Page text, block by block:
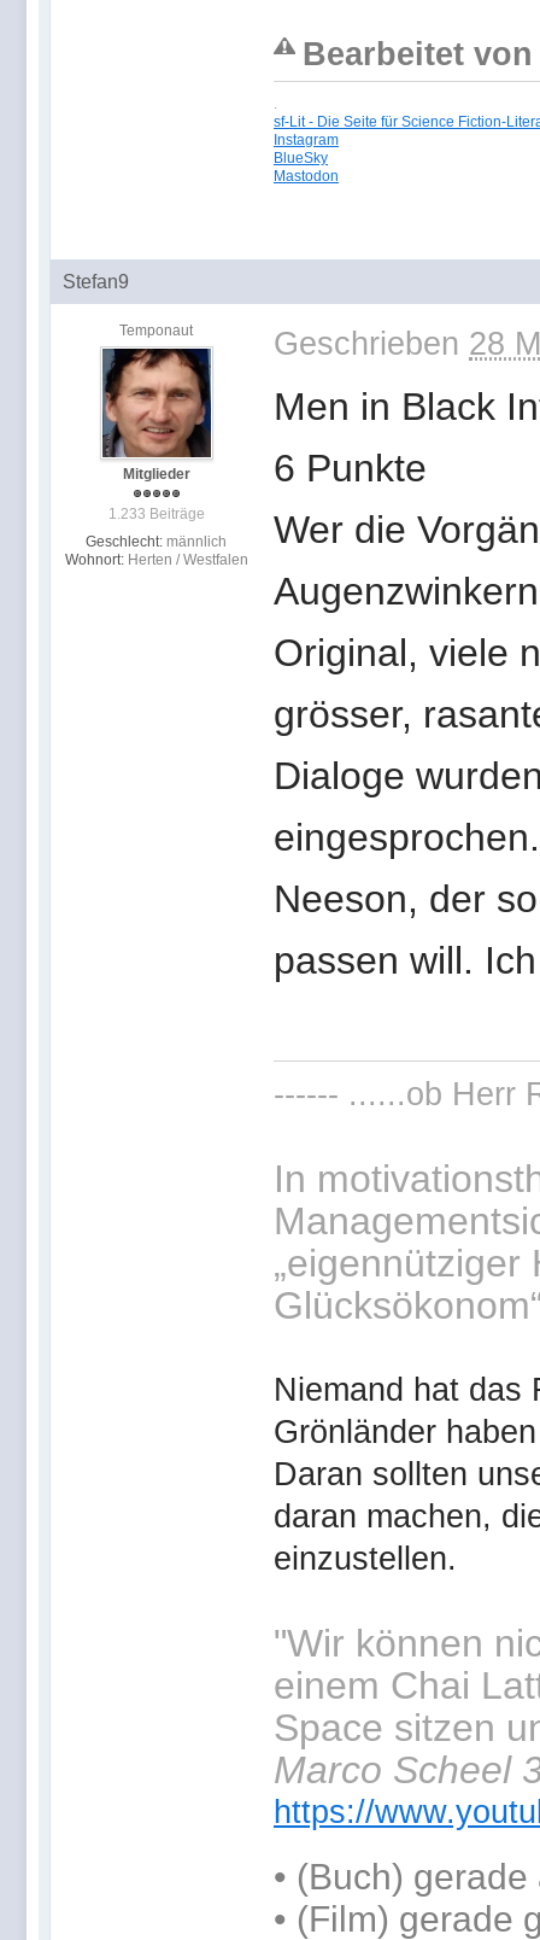
Bearbeitet von
sf-Lit - Die Seite für Science Fiction-
Instagram
BlueSky
Mastodon
Stefan9
Temponaut
Mitglieder
1.233 Beiträge
Geschlecht: männlich
Wohnort: Herten / Westfalen
Geschrieben 28
Men in Black
6 Punkte
Wer die
Original, viele
grösser,
Dialoge
Neeson, der
passen will.
------ ......ob Herr
In
Niemand hat das
Grönländer
Daran sollten
daran machen,
einzustellen.
"Wir können
einem Chai
Space sitzen
Marco Scheel
https://
• (Buch) gerade
• (Film) gerade